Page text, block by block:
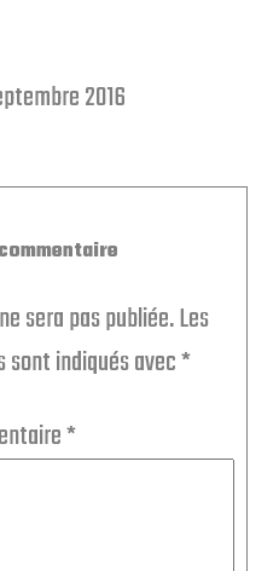
2016
sera pas publiée.Les
indiqués avec*
*